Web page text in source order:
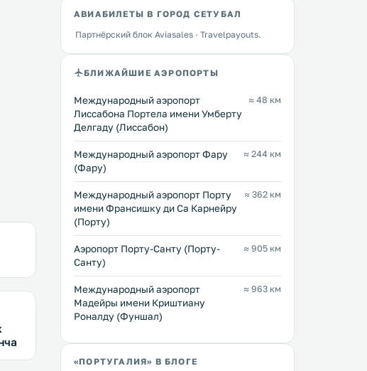
АВИАБИЛЕТЫ В ГОРОД СЕТУБАЛ
Партнёрский блок Aviasales · Travelpayouts.
БЛИЖАЙШИЕ АЭРОПОРТЫ
Международный аэропорт
Лиссабона Портела имени Умберту
Делгаду (Лиссабон)
≈ 48 км
Международный аэропорт Фару
(Фару)
≈ 244 км
Международный аэропорт Порту
имени Франсишку ди Са Карнейру
(Порту)
≈ 362 км
Аэропорт Порту-Санту (Порту-
Санту)
≈ 905 км
Международный аэропорт
Мадейры имени Криштиану
Роналду (Фуншал)
≈ 963 км
«ПОРТУГАЛИЯ» В БЛОГЕ